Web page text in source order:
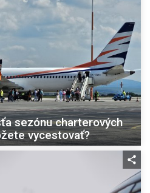
sezónu charterových
vycestovať?